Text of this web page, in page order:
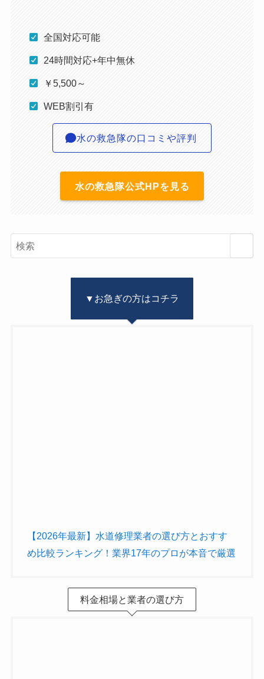
全国対応可能
24時間対応+年中無休
￥5,500～
WEB割引有
水の救急隊の口コミや評判
水の救急隊公式HPを見る
▼お急ぎの方はコチラ
【2026年最新】水道修理業者の選び方とおすす
め比較ランキング！業界17年のプロが本音で厳選
料金相場と業者の選び方